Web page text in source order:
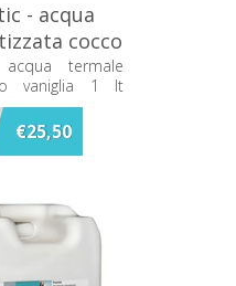
- acqua
cocco
termale
vaniglia 1 lt
€25,50